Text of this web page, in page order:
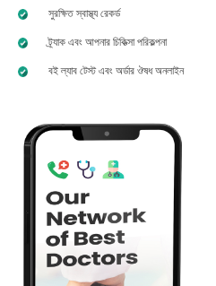
সুরক্ষিত স্বাস্থ্য রেকর্ড
ট্র্যাক এবং আপনার চিকিত্সা পরিকল্পনা
বই ল্যাব টেস্ট এবং অর্ডার ঔষধ অনলাইন